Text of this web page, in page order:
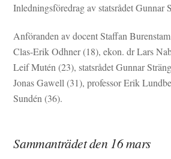
Inledningsföredrag av statsrådet Gunnar
Anföranden av docent Staffan
Clas-Erik Odhner (18), ekon. dr Lars
Leif Mutén (23), statsrådet Gunnar
Jonas Gawell (31), professor Erik
Sundén (36).
Sammanträdet den 16 mars